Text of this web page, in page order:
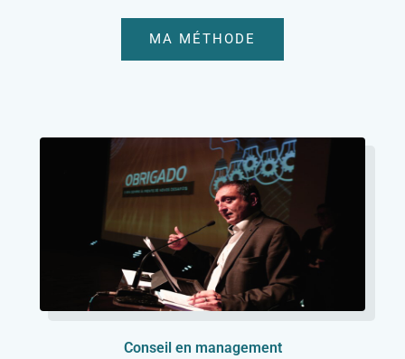
MA MÉTHODE
Conseil en management